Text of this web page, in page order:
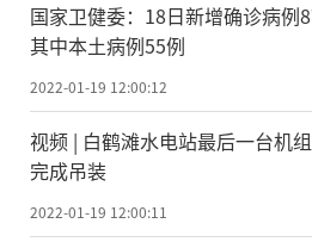
国家卫健委：18日新增确诊病例
其中本土病例55例
2022-01-19 12:00:12
视频 | 白鹤滩水电站最后一台机
完成吊装
2022-01-19 12:00:11